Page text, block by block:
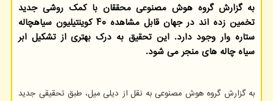
به گزارش گروه هوش مصنوعی محققان با کمک روشی جدید
تخمین زده اند در جهان قابل مشاهده ۴۰ کوینتیلیون سیاهچاله
ستاره وار وجود دارد. این تحقیق به درک بهتری از تشکیل ابر
سیاه چاله های منجر می شود.
به گزارش گروه هوش مصنوعی به نقل از دیلی میل، طبق تحقیقی جدید